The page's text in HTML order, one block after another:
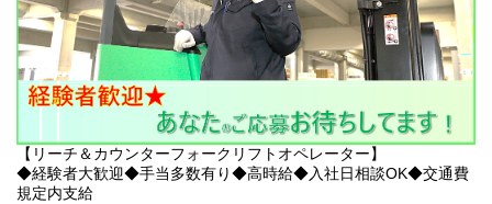
【リーチ＆カウンターフォークリフトオペレーター】
◆経験者大歓迎◆手当多数有り◆高時給◆入社日相談OK◆交通費
規定内支給